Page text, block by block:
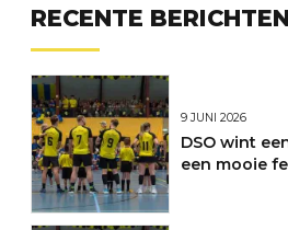
RECENTE BERICHTEN
9 JUNI 2026
DSO wint
een mooie